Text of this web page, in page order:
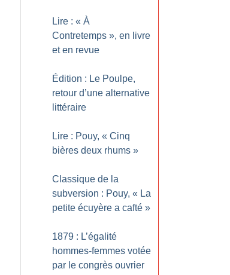
Lire : « À
Contretemps », en livre
et en revue
Édition : Le Poulpe,
retour d’une alternative
littéraire
Lire : Pouy, « Cinq
bières deux rhums »
Classique de la
subversion : Pouy, « La
petite écuyère a cafté »
1879 : L’égalité
hommes-femmes votée
par le congrès ouvrier